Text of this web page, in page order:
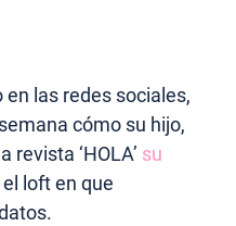
las redes sociales,
cómo su hijo,
revista ‘HOLA’ su
loft en que